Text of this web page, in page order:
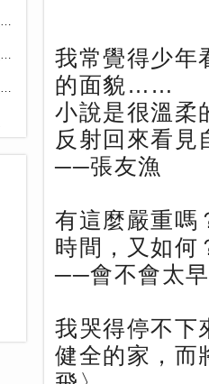
我常覺得少年
的面貌……
小說是很溫柔
反射回來看見
──張友漁
有這麼嚴重嗎
時間，又如何
──會不會太
我哭得停不下
健全的家，